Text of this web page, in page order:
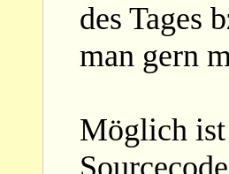
des Tages
man gern
Möglich ist